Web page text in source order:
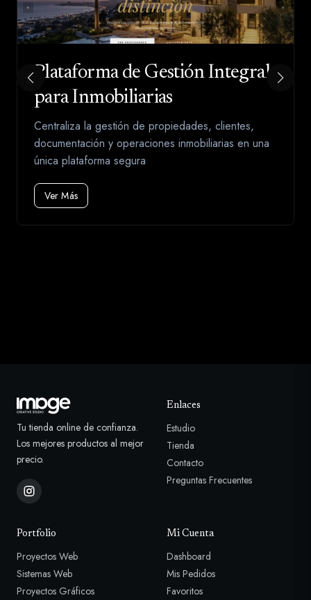
Plataforma de Gestión Integral
para Inmobiliarias
Centraliza la gestión de propiedades, clientes,
documentación y operaciones inmobiliarias en una
única plataforma segura
Ver Más
Tu tienda online de confianza.
Los mejores productos al mejor
precio.
Enlaces
Estudio
Tienda
Contacto
Preguntas Frecuentes
Portfolio
Proyectos Web
Sistemas Web
Proyectos Gráficos
Mi Cuenta
Dashboard
Mis Pedidos
Favoritos